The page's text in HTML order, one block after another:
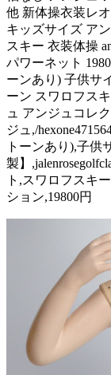
他 新体操衣装レ
キッズサイズ ア
スキー 衣装体操
パワーネット
ーンあり) 子供サ
ーン スワロフス
ュ アンジュコレ
ジュ,/
トーンあり),子供
製】
ト,スワロフスキ
ション,19800円